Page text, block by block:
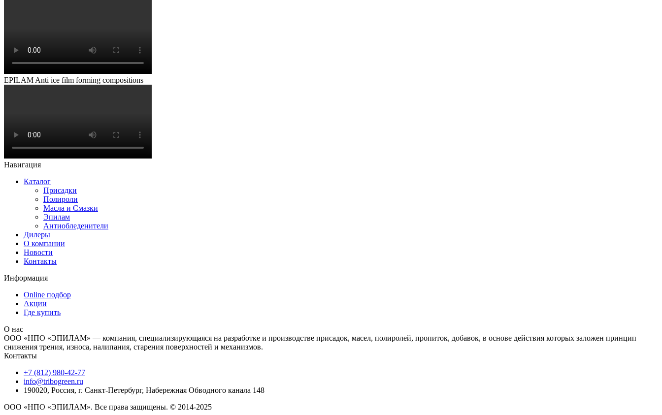
EPILAM Anti ice film forming compositions
Навигация
Каталог
Присадки
Полироли
Масла и Смазки
Эпилам
Антиобледенители
Дилеры
О компании
Новости
Контакты
Информация
Online подбор
Акции
Где купить
О нас
ООО «НПО «ЭПИЛАМ» — компания, специализирующаяся на разработке и производстве присадок, масел, полиролей, пропиток, добавок, в основе действия которых заложен принцип
снижения трения, износа, налипания, старения поверхностей и механизмов.
Контакты
+7 (812) 980-42-77
info@tribogreen.ru
190020, Россия, г. Санкт-Петербург, Набережная Обводного канала 148
ООО «НПО «ЭПИЛАМ». Все права защищены. © 2014-2025